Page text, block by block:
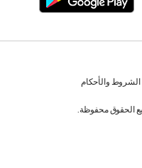
الشروط والأحكام